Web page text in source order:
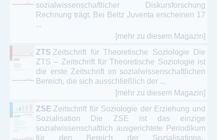
sozialwissenschaftlicher Diskursforschung
Rechnung trägt. Bei Beltz Juventa erscheinen 17
...
[mehr zu diesem Magazin]
ZTS Zeitschrift für Theoretische Soziologie Die
ZTS – Zeitschrift für Theoretische Soziologie ist
die erste Zeitschrift im sozialwissenschaftlichen
Bereich, die sich ausschließlich der ...
[mehr zu diesem Magazin]
ZSE Zeitschrift für Soziologie der Erziehung und
Sozialisation Die ZSE ist das einzige
sozialwissenschaftlich ausgerichtete Periodikum
für den Bereich der Sozialisations-,